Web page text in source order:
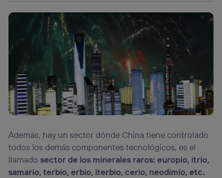
Además, hay un sector dónde China tiene controlado
todos los demás componentes tecnológicos, es el
llamadosector de los minerales raros: europio, itrio,
samario, terbio, erbio, iterbio, cerio, neodimio, etc.
lo que cualquier persona que conecte su dispositivo y
consienta el uso de la tecnología recibirá el mismo
identificador. Típicamente:
Si utilizas unaconexión de banda ancha
(p. ej., Wi-Fi),
el marketing o análisis se realizará en función de las
actividades de navegación de los miembros del hogar
que hayan dado su consentimiento.
Si utilizas datos móviles, el marketing será más
personalizado, ya que se basará únicamente en la
navegación del usuario del móvil.
“Administrar Utiq” en la parte inferior de esta página web o
visitando el
portal de privacidad de Utiq
(“consenthub”) . Para más información, consulta
la política de privacidad de Utiq.